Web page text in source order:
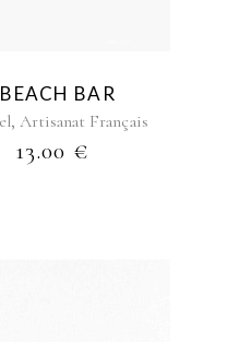
BAR
, Artisanat Français
13.00 €